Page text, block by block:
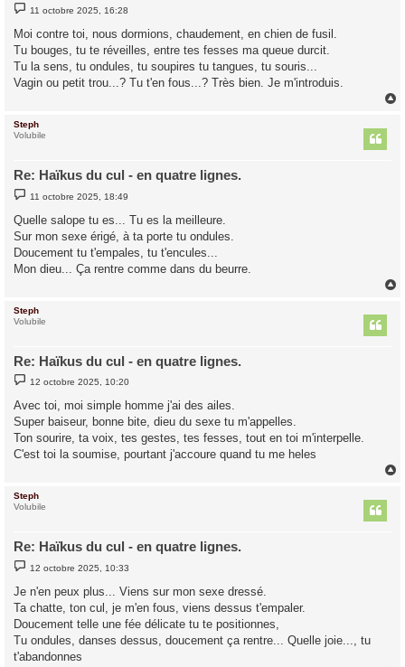
M
e
s
s
a
g
e
11 octobre 2025, 16:28
Moi contre toi, nous dormions, chaudement, en chien de fusil.
Tu bouges, tu te réveilles, entre tes fesses ma queue durcit.
Tu la sens, tu ondules, tu soupires tu tangues, tu souris...
Vagin ou petit trou...? Tu t'en fous...? Très bien. Je m'introduis.
Steph
Volubile
Re: Haïkus du cul - en quatre lignes.
M
e
s
a
e
11 octobre 2025, 18:49
Quelle salope tu es... Tu es la meilleure.
Sur mon sexe érigé, à ta porte tu ondules.
Doucement tu t'empales, tu t'encules...
Mon dieu... Ça rentre comme dans du beurre.
Steph
Volubile
Re: Haïkus du cul - en quatre lignes.
M
e
s
a
g
e
12 octobre 2025, 10:20
Avec toi, moi simple homme j'ai des ailes.
Super baiseur, bonne bite, dieu du sexe tu m'appelles.
Ton sourire, ta voix, tes gestes, tes fesses, tout en toi m'interpelle.
C'est toi la soumise, pourtant j'accoure quand tu me heles
Steph
Volubile
Re: Haïkus du cul - en quatre lignes.
M
e
s
a
e
12 octobre 2025, 10:33
Je n'en peux plus... Viens sur mon sexe dressé.
Ta chatte, ton cul, je m'en fous, viens dessus t'empaler.
Doucement telle une fée délicate tu te positionnes,
Tu ondules, danses dessus, doucement ça rentre... Quelle joie..., tu
t'abandonnes